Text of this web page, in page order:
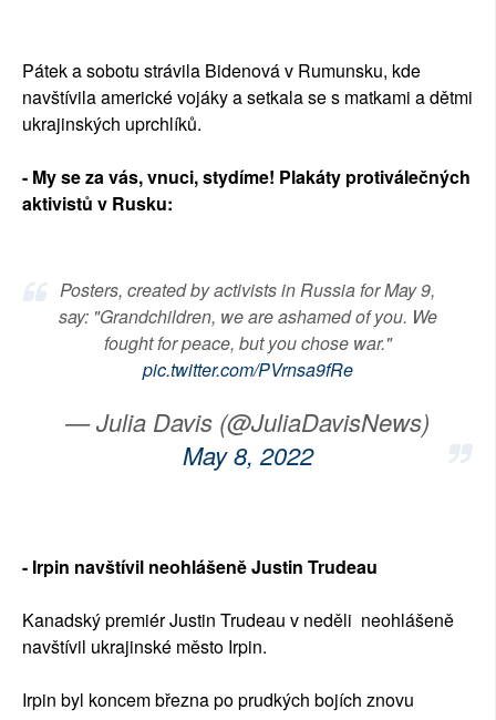
Pátek a sobotu strávila Bidenová v Rumunsku, kde
navštívila americké vojáky a setkala se s matkami a dětmi
ukrajinských uprchlíků.
- My se za vás, vnuci, stydíme! Plakáty protiválečných
aktivistů v Rusku:
Posters, created by activists in Russia for May 9,
say: "Grandchildren, we are ashamed of you. We
fought for peace, but you chose war."
pic.twitter.com/PVrnsa9fRe
— Julia Davis (@JuliaDavisNews)
May 8, 2022
- Irpin navštívil neohlášeně Justin Trudeau
Kanadský premiér Justin Trudeau v neděli neohlášeně
navštívil ukrajinské město Irpin.
Irpin byl koncem března po prudkých bojích znovu